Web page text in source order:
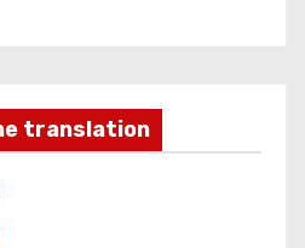
translation